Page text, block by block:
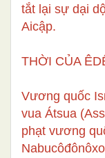
tắt lại sự dại
Aicập.
THỜI CỦA
Vương quốc
vua Átsua
phạt vương